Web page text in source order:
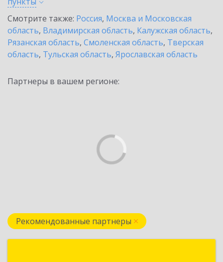
Смотрите также: Россия, Москва и Московская
область, Владимирская область, Калужская область,
Рязанская область, Смоленская область, Тверская
область, Тульская область, Ярославская область
Партнеры в вашем регионе:
Рекомендованные партнеры